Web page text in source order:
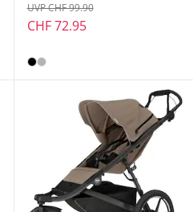
CHF 72.95
UVP CHF 99.90